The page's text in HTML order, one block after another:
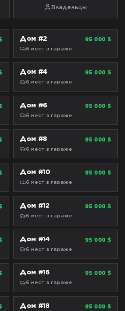
Владельцы
СТАНДАРТ
Дом #2 95 000 $
6 мест в гараже
СТАНДАРТ
Дом #4 95 000 $
6 мест в гараже
СТАНДАРТ
Дом #6 95 000 $
6 мест в гараже
СТАНДАРТ
Дом #8 95 000 $
6 мест в гараже
СТАНДАРТ
Дом #10 95 000 $
6 мест в гараже
СТАНДАРТ
Дом #12 95 000 $
6 мест в гараже
СТАНДАРТ
Дом #14 95 000 $
6 мест в гараже
СТАНДАРТ
Дом #16 95 000 $
6 мест в гараже
СТАНДАРТ
Дом #18 95 000 $